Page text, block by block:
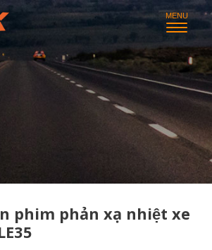
phim phản xạ nhiệt xe